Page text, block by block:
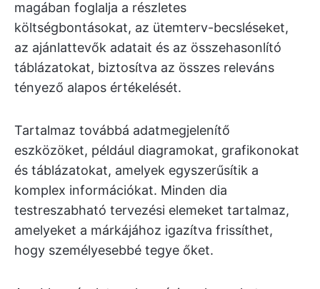
magában foglalja a részletes
költségbontásokat, az ütemterv-becsléseket,
az ajánlattevők adatait és az összehasonlító
táblázatokat, biztosítva az összes releváns
tényező alapos értékelését.
Tartalmaz továbbá adatmegjelenítő
eszközöket, például diagramokat, grafikonokat
és táblázatokat, amelyek egyszerűsítik a
komplex információkat. Minden dia
testreszabható tervezési elemeket tartalmaz,
amelyeket a márkájához igazítva frissíthet,
hogy személyesebbé tegye őket.